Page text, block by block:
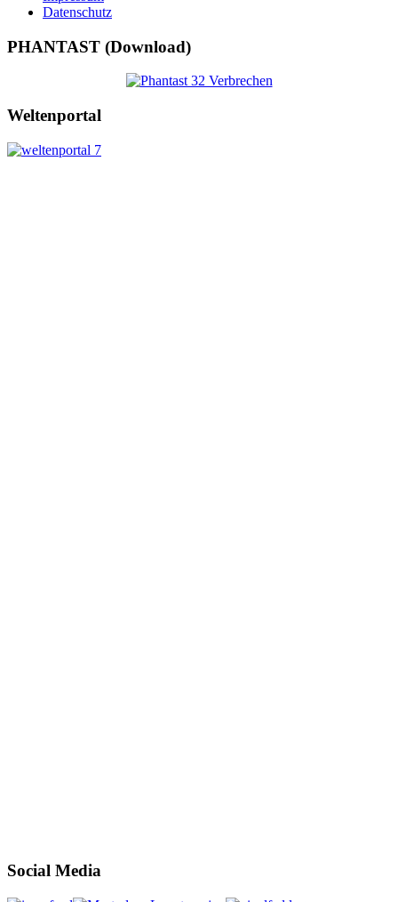
Datenschutz
PHANTAST (Download)
Weltenportal
Social Media